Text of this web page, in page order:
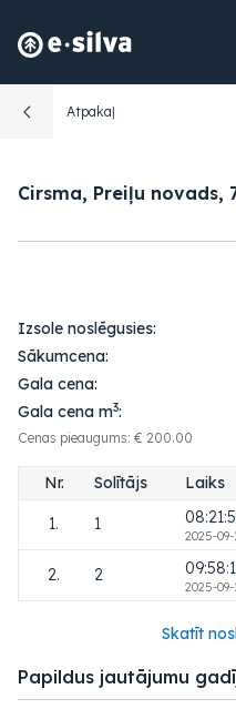
Atpakaļ
Cirsma, Preiļu novads,
Izsole noslēgusies:
Sākumcena:
Gala cena:
Gala cena m3:
Cenas pieaugums: € 200.00
Nr. Solītājs Laiks
1. 1
2025-09-
2. 2
2025-09-
Skatīt
Papildus jautājumu